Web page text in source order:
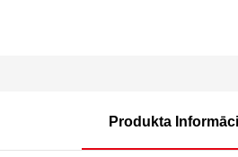
Produkta